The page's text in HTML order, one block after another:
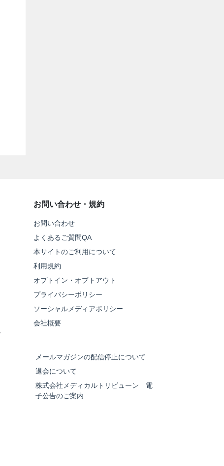
お問い合わせ・規約
お問い合わせ
よくあるご質問QA
本サイトのご利用について
利用規約
オプトイン・オプトアウト
プライバシーポリシー
ソーシャルメディアポリシー
会社概要
メールマガジンの配信停止について
退会について
株式会社メディカルトリビューン 電
子公告のご案内